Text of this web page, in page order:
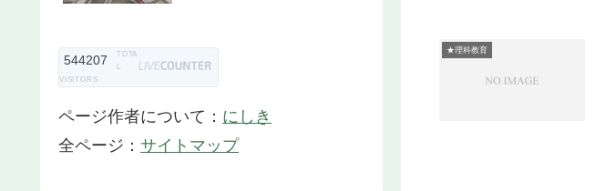
★理科教育
544207
TOTA
L
VISITORS
ページ作者について： にしき
全ページ： サイトマップ